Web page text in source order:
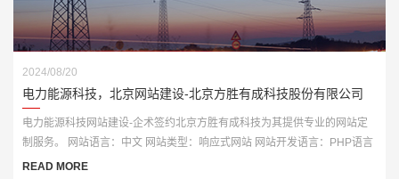
2024/08/20
电力能源科技，北京网站建设-北京方胜有成科技股份有限公司
电力能源科技网站建设-企术签约北京方胜有成科技为其提供专业的网站定
制服务。 网站语言：中文 网站类型：响应式网站 网站开发语言：PHP语言
开发
READ MORE